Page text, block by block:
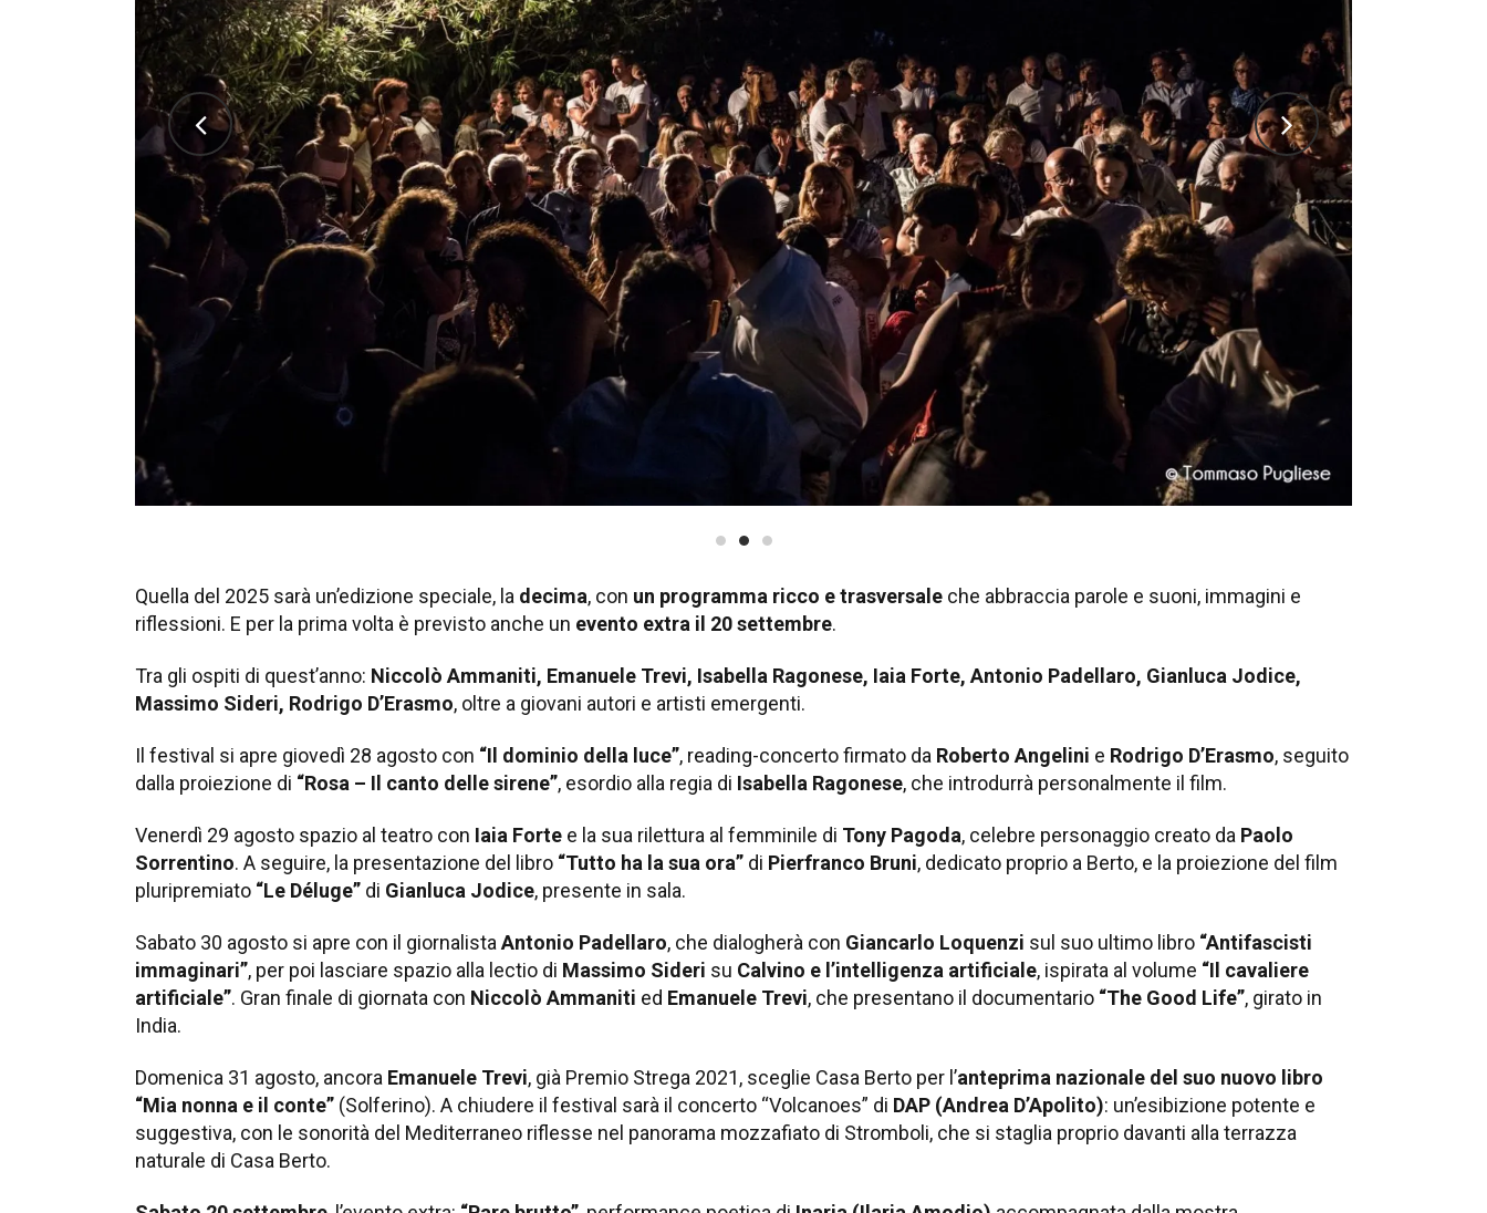
Quella del 2025 sarà un’edizione speciale, la decima, con un programma ricco e trasversale che abbraccia parole e suoni, immagini e
riflessioni. E per la prima volta è previsto anche un evento extra il 20 settembre.
Tra gli ospiti di quest’anno: Niccolò Ammaniti, Emanuele Trevi, Isabella Ragonese, Iaia Forte, Antonio Padellaro, Gianluca Jodice,
Massimo Sideri, Rodrigo D’Erasmo, oltre a giovani autori e artisti emergenti.
Il festival si apre giovedì 28 agosto con “Il dominio della luce”, reading-concerto firmato da Roberto Angelini e Rodrigo D’Erasmo, seguito
dalla proiezione di “Rosa – Il canto delle sirene”, esordio alla regia di Isabella Ragonese, che introdurrà personalmente il film.
Venerdì 29 agosto spazio al teatro con Iaia Forte e la sua rilettura al femminile di Tony Pagoda, celebre personaggio creato da Paolo
Sorrentino. A seguire, la presentazione del libro “Tutto ha la sua ora” di Pierfranco Bruni, dedicato proprio a Berto, e la proiezione del film
pluripremiato “Le Déluge” di Gianluca Jodice, presente in sala.
Sabato 30 agosto si apre con il giornalista Antonio Padellaro, che dialogherà con Giancarlo Loquenzi sul suo ultimo libro “Antifascisti
immaginari”, per poi lasciare spazio alla lectio di Massimo Sideri su Calvino e l’intelligenza artificiale, ispirata al volume “Il cavaliere
artificiale”. Gran finale di giornata con Niccolò Ammaniti ed Emanuele Trevi, che presentano il documentario “The Good Life”, girato in
India.
Domenica 31 agosto, ancora Emanuele Trevi, già Premio Strega 2021, sceglie Casa Berto per l’anteprima nazionale del suo nuovo libro
“Mia nonna e il conte” (Solferino). A chiudere il festival sarà il concerto “Volcanoes” di DAP (Andrea D’Apolito): un’esibizione potente e
suggestiva, con le sonorità del Mediterraneo riflesse nel panorama mozzafiato di Stromboli, che si staglia proprio davanti alla terrazza
naturale di Casa Berto.